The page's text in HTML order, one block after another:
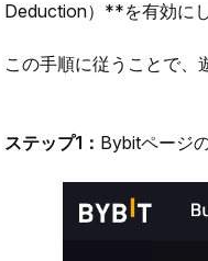
Deduction）**を有効に
この手順に従うことで、
ステップ1： Bybitページ